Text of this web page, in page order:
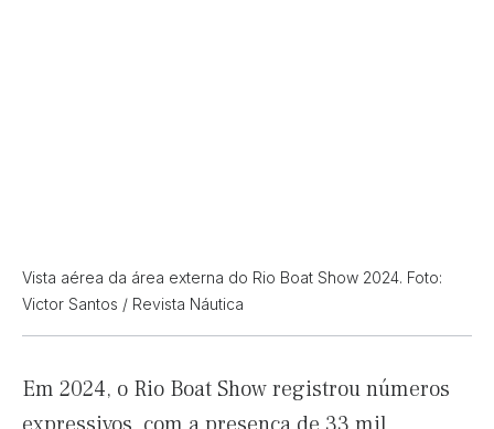
Vista aérea da área externa do Rio Boat Show 2024. Foto:
Victor Santos / Revista Náutica
Em 2024, o Rio Boat Show registrou números